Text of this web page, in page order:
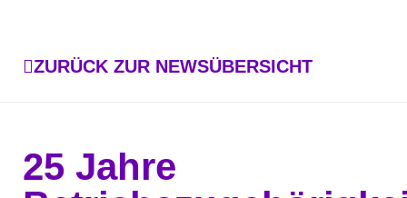
ZURÜCK ZUR NEWSÜBERSICHT
25 Jahre